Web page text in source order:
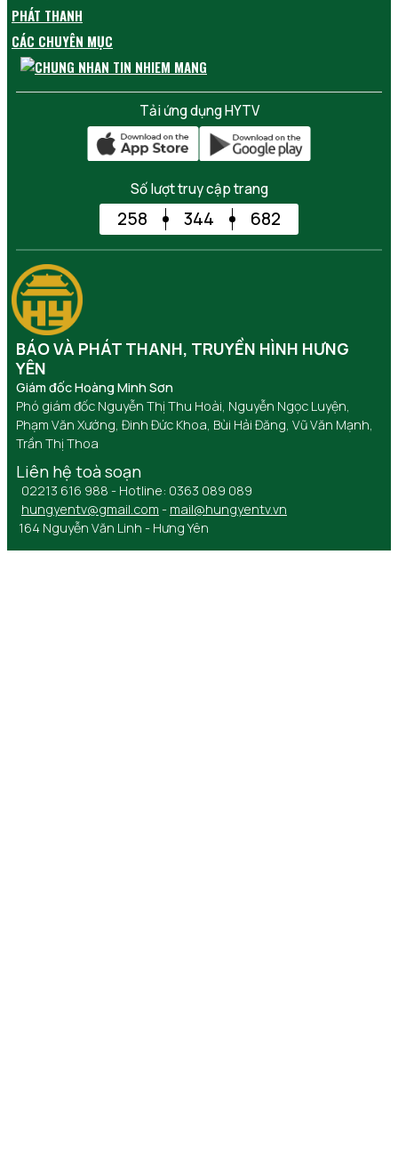
PHÁT THANH
CÁC CHUYÊN MỤC
Tải ứng dụng HYTV
Số lượt truy cập trang
258 344 682
BÁO VÀ PHÁT THANH, TRUYỀN HÌNH HƯNG
YÊN
Giám đốc Hoàng Minh Sơn
Phó giám đốc Nguyễn Thị Thu Hoài, Nguyễn Ngọc Luyện,
Phạm Văn Xướng, Đinh Đức Khoa, Bùi Hải Đăng, Vũ Văn Mạnh,
Trần Thị Thoa
Liên hệ toà soạn
02213 616 988 - Hotline: 0363 089 089
hungyentv@gmail.com - mail@hungyentv.vn
164 Nguyễn Văn Linh - Hưng Yên